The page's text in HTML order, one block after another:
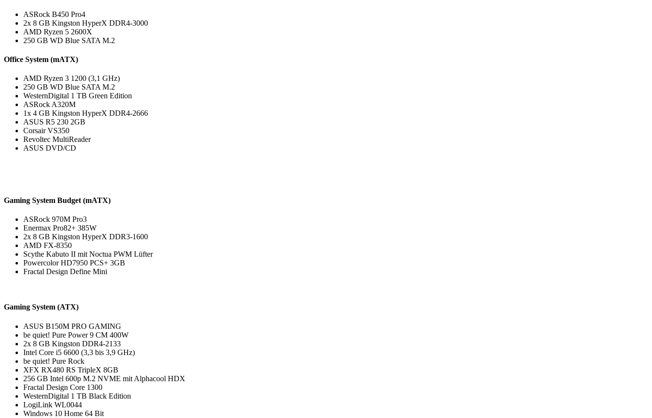
ASRock B450 Pro4
2x 8 GB Kingston HyperX DDR4-3000
AMD Ryzen 5 2600X
250 GB WD Blue SATA M.2
Office System (mATX)
AMD Ryzen 3 1200 (3,1 GHz)
250 GB WD Blue SATA M.2
WesternDigital 1 TB Green Edition
ASRock A320M
1x 4 GB Kingston HyperX DDR4-2666
ASUS R5 230 2GB
Corsair VS350
Revoltec MultiReader
ASUS DVD/CD
Gaming System Budget (mATX)
ASRock 970M Pro3
Enermax Pro82+ 385W
2x 8 GB Kingston HyperX DDR3-1600
AMD FX-8350
Scythe Kabuto II mit Noctua PWM Lüfter
Powercolor HD7950 PCS+ 3GB
Fractal Design Define Mini
Gaming System (ATX)
ASUS B150M PRO GAMING
be quiet! Pure Power 9 CM 400W
2x 8 GB Kingston DDR4-2133
Intel Core i5 6600 (3,3 bis 3,9 GHz)
be quiet! Pure Rock
XFX RX480 RS TripleX 8GB
256 GB Intel 600p M.2 NVME mit Alphacool HDX
Fractal Design Core 1300
WesternDigital 1 TB Black Edition
LogiLink WL0044
Windows 10 Home 64 Bit